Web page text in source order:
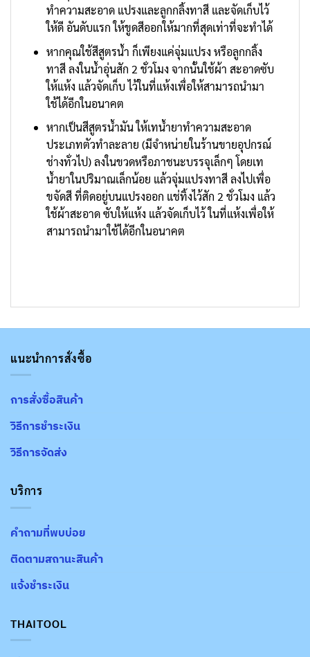
ทำความสะอาด แปรงและลูกกลิ้งทาสี และจัดเก็บไว้
ให้ดี อันดับแรก ให้ขูดสีออกให้มากที่สุดเท่าที่จะทำได้
หากคุณใช้สีสูตรน้ำ ก็เพียงแค่จุ่มแปรง หรือลูกกลิ้ง
ทาสี ลงในน้ำอุ่นสัก 2 ชั่วโมง จากนั้นใช้ผ้า สะอาดซับ
ให้แห้ง แล้วจัดเก็บ ไว้ในที่แห้งเพื่อให้สามารถนำมา
ใช้ได้อีกในอนาคต
หากเป็นสีสูตรน้ำมัน ให้เทน้ำยาทำความสะอาด
ประเภทตัวทำละลาย (มีจำหน่ายในร้านขายอุปกรณ์
ช่างทั่วไป) ลงในขวดหรือภาชนะบรรจุเล็กๆ โดยเท
น้ำยาในปริมาณเล็กน้อย แล้วจุ่มแปรงทาสี ลงไปเพื่อ
ขจัดสี ที่ติดอยู่บนแปรงออก แช่ทิ้งไว้สัก 2 ชั่วโมง แล้ว
ใช้ผ้าสะอาด ซับให้แห้ง แล้วจัดเก็บไว้ ในที่แห้งเพื่อให้
สามารถนำมาใช้ได้อีกในอนาคต
แนะนำการสั่งซื้อ
การสั่งซื้อสินค้า
วิธีการชำระเงิน
วิธีการจัดส่ง
บริการ
คำถามที่พบบ่อย
ติดตามสถานะสินค้า
แจ้งชำระเงิน
THAITOOL